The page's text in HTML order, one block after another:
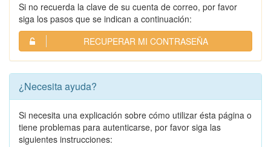
Si no recuerda la clave de su cuenta de correo, por favor
siga los pasos que se indican a continuación:
RECUPERAR MI CONTRASEÑA
¿Necesita ayuda?
Si necesita una explicación sobre cómo utilizar ésta página o
tiene problemas para autenticarse, por favor siga las
siguientes instrucciones: